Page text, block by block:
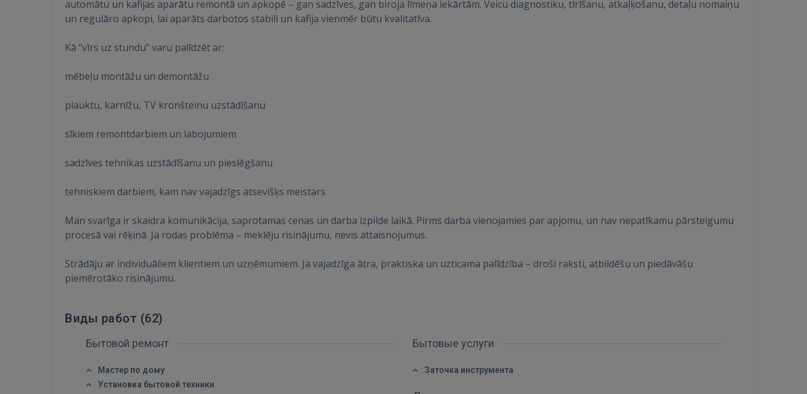
FACEBOOK
РЕГИСТРАЦИЯ
automātu un kafijas aparātu remontā un apkopē – gan sadzīves, gan biroja līmeņa iekārtām. Veicu diagnostiku, tīrīšanu, atkaļķošanu, detaļu nomaiņu
un regulāro apkopi, lai aparāts darbotos stabili un kafija vienmēr būtu kvalitatīva.
Kā “vīrs uz stundu” varu palīdzēt ar:
mēbeļu montāžu un demontāžu
plauktu, karnīžu, TV kronšteinu uzstādīšanu
sīkiem remontdarbiem un labojumiem
sadzīves tehnikas uzstādīšanu un pieslēgšanu
tehniskiem darbiem, kam nav vajadzīgs atsevišķs meistars
Man svarīga ir skaidra komunikācija, saprotamas cenas un darba izpilde laikā. Pirms darba vienojamies par apjomu, un nav nepatīkamu pārsteigumu
procesā vai rēķinā. Ja rodas problēma – meklēju risinājumu, nevis attaisnojumus.
Strādāju ar individuāliem klientiem un uzņēmumiem. Ja vajadzīga ātra, praktiska un uzticama palīdzība – droši raksti, atbildēšu un piedāvāšu
piemērotāko risinājumu.
Виды работ (62)
Бытовой ремонт
Мастер по дому
Установка бытовой техники
Бытовые услуги
Заточка инструмента